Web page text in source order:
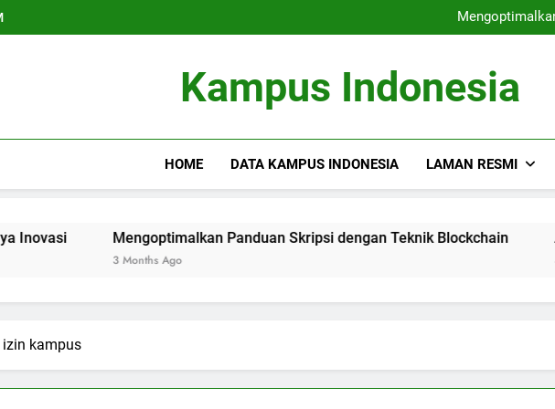
Audit Mutu Internal : Faktor
Audit Mutu Internal : Faktor
Kampus Indonesia
HOME DATA KAMPUS INDONESIA LAMAN RESMI
Mengoptimalkan Panduan Skripsi dengan Teknik Blockchain
3 Months Ago
Audit
3 Months
kampus